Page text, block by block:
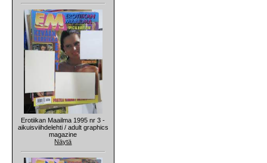
Erotiikan Maailma 1995 nr 3 -
aikuisviihdelehti / adult graphics
magazine
Näytä